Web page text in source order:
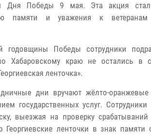
Дня Победы 9 мая. Эта акция
памяти и уважения к ветеранам
годовщины Победы сотрудники
Хабаровскому краю не остались в
ленточка».
дни вручают жёлто-оранжевые
государственных услуг.
выезжая на проверку срабатываний
Георгиевские ленточки в знак памяти